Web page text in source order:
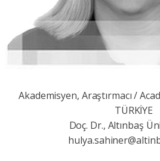
Akademisyen, Araştırmacı /
TÜRKİYE
Doç. Dr., Altınbaş